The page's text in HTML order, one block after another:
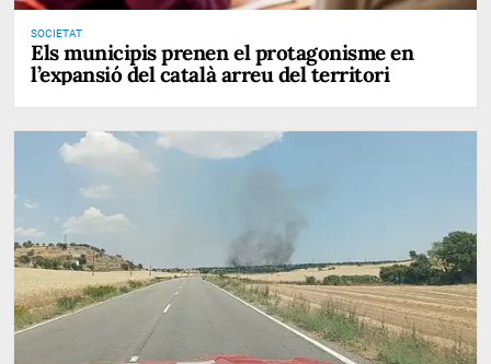
SOCIETAT
Els municipis prenen el protagonisme en
l’expansió del català arreu del territori